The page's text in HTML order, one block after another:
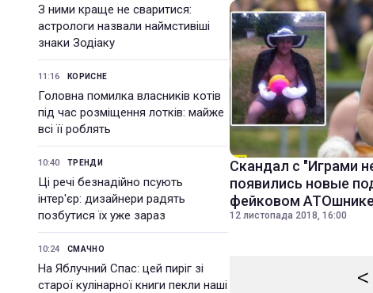
З ними краще не сваритися:
астрологи назвали наймстивіші
знаки Зодіаку
11:16 КОРИСНЕ
Головна помилка власників котів
під час розміщення лотків: майже
всі її роблять
10:40 ТРЕНДИ
Ці речі безнадійно псують
інтер'єр: дизайнери радять
позбутися їх уже зараз
10:24 СМАЧНО
На Яблучний Спас: цей пиріг зі
старої кулінарної книги пекли наші
Скандал с "Играми
появились новые
фейковом АТОшнике
12 листопада 2018, 16:00
<